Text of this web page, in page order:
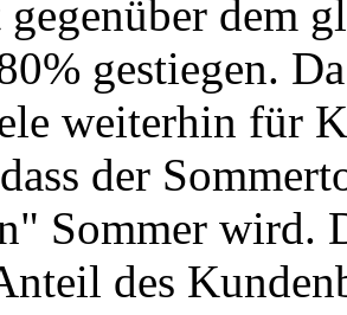
dem
gestiegen.
weiterhin für
der
Sommer wird.
des